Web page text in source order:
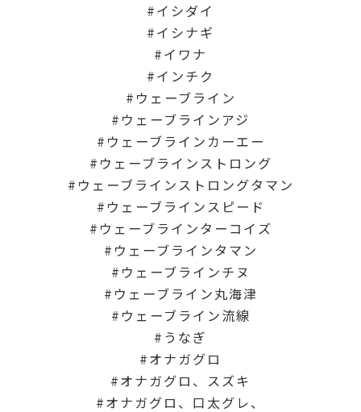
イシダイ
イシナギ
イワナ
インチク
ウェーブライン
ウェーブラインアジ
ウェーブラインカーエー
ウェーブラインストロング
ウェーブラインストロングタマン
ウェーブラインスピード
ウェーブラインターコイズ
ウェーブラインタマン
ウェーブラインチヌ
ウェーブライン丸海津
ウェーブライン流線
うなぎ
オナガグロ
オナガグロ、スズキ
オナガグロ、口太グレ、